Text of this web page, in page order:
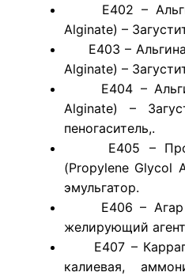
E402 –
Alginate) –
E403 –
Alginate) –
E404 –
Alginate) –
пеногаситель,.
E405 –
(Propylene Glycol
эмульгатор.
E406 – Агар
желирующий
E407 –
калиевая,